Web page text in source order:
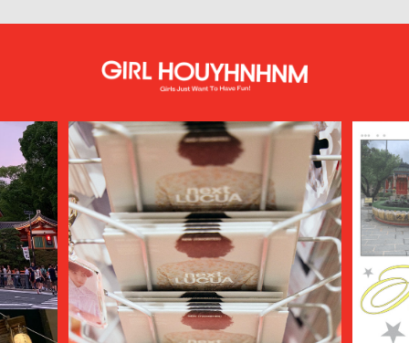
bal
BALENCIAGA
BALLY
BAMBOO SHOOTS
Battenwear
BEAMS PLUS
beautiful people
BED j.w. FORD
BEDWIN & THE HEARTBREAKERS
bemerkung